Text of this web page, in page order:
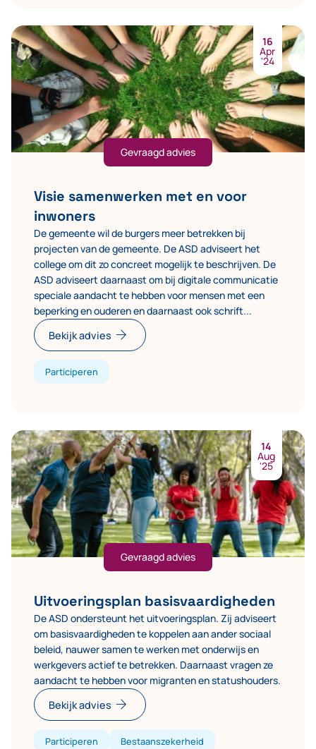
Gevraagd advies
16
Apr
'24
Visie samenwerken met en voor
inwoners
De gemeente wil de burgers meer betrekken bij
projecten van de gemeente. De ASD adviseert het
college om dit zo concreet mogelijk te beschrijven. De
ASD adviseert daarnaast om bij digitale communicatie
speciale aandacht te hebben voor mensen met een
beperking en ouderen en daarnaast ook schrift...
Bekijk advies arrow_forward
Participeren
Gevraagd advies
14
Aug
'25
Uitvoeringsplan basisvaardigheden
De ASD ondersteunt het uitvoeringsplan. Zij adviseert
om basisvaardigheden te koppelen aan ander sociaal
beleid, nauwer samen te werken met onderwijs en
werkgevers actief te betrekken. Daarnaast vragen ze
aandacht te hebben voor migranten en statushouders.
Bekijk advies arrow_forward
Participeren Bestaanszekerheid